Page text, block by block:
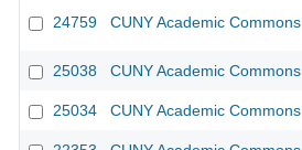
24759 CUNY Academic Commons
25038 CUNY Academic Commons
25034 CUNY Academic Commons